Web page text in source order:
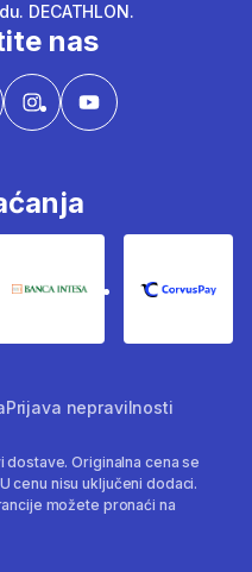
DECATHLON.
nas
karticeBanka Intesa
Prijava nepravilnosti
dostave. Originalna cena se
cenu nisu uključeni dodaci.
možete pronaći na